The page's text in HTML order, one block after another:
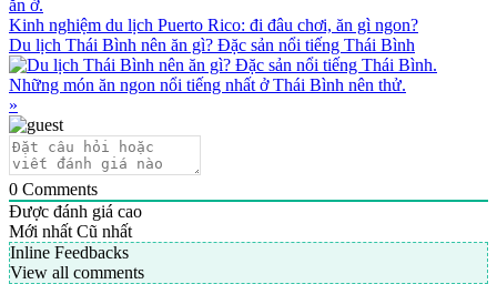
Kinh nghiệm du lịch Puerto Rico: đi đâu chơi, ăn gì ngon?
Next
Post:
Du lịch Thái Bình nên ăn gì? Đặc sản nổi tiếng Thái Bình
»
0 Comments
Được đánh giá cao
Mới nhất Cũ nhất
Inline Feedbacks
View all comments